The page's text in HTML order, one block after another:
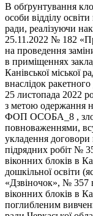
В обґрунтування
особи відділу
ради, реалізуючи
25.11.2022 № 182
на проведення
в приміщеннях
Канівської
внаслідок ракетного
25 листопада 2022
з метою одержання
ФОП ОСОБА_8 ,
повноваженнями,
укладення
підрядних робіт №
віконних блоків в
дошкільної освіти
«Дзвіночок», № 357
віконних блоків в
поглибленим